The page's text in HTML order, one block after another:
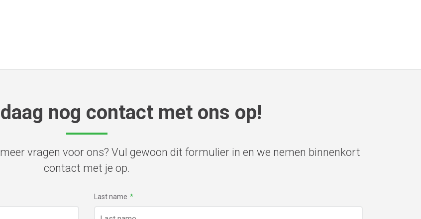
nog contact met ons op!
vragen voor ons? Vul gewoon dit formulier in en we nemen binnenkort
contact met je op.
Last name *